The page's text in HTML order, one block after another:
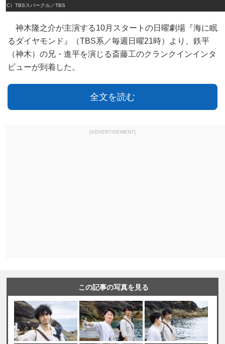
（C）TBSスパークル／TBS
神木隆之介が主演する10月スタートの日曜劇場『海に眠
るダイヤモンド』（TBS系／毎週日曜21時）より、鉄平
（神木）の兄・進平を演じる斎藤工のクランクインインタ
ビューが到着した。
全文を読む
[ADVERTISEMENT]
この記事の写真を見る